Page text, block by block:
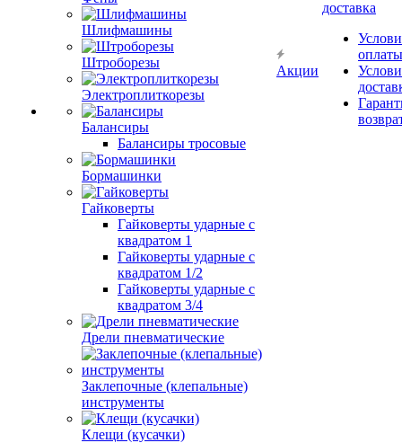
Шлифмашины
Штроборезы
Электроплиткорезы
Балансиры
Балансиры тросовые
Бормашинки
Гайковерты
Гайковерты ударные с
квадратом 1
Гайковерты ударные с
квадратом 1/2
Гайковерты ударные с
квадратом 3/4
Дрели пневматические
Заклепочные (клепальные)
инструменты
Клещи (кусачки)
Акции
доставка
оплаты